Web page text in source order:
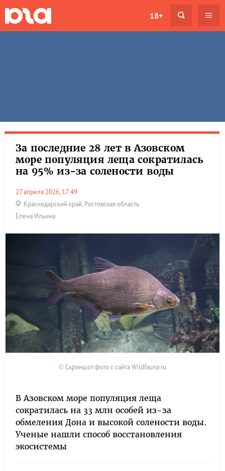
18+
За последние 28 лет в Азовском
море популяция леща сократилась
на 95% из-за солености воды
27 апреля 2026, 17:49
Краснодарский край, Ростовская область
Елена Ильина
© Скриншот фото с сайта Wildfauna.ru
В Азовском море популяция леща
сократилась на 33 млн особей из-за
обмеления Дона и высокой солености воды.
Ученые нашли способ восстановления
экосистемы